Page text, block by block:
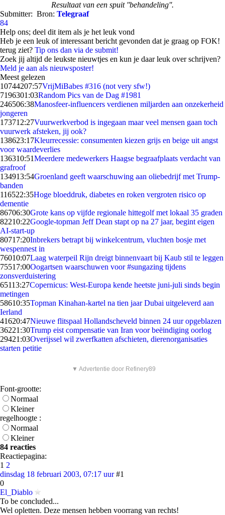
Resultaat van een spuit ''behandeling''.
Submitter: Bron: Telegraaf
84
Help ons; deel dit item als je het leuk vond
Heb je een leuk of interessant bericht gevonden dat je graag op FOK!
terug ziet? Tip ons dan via de submit!
Zoek jij altijd de leukste nieuwtjes en kun je daar leuk over schrijven?
Meld je aan als nieuwsposter!
Meest gelezen
10744207:57VrijMiBabes #316 (not very sfw!)
7196301:03Random Pics van de Dag #1981
246506:38Manosfeer-influencers verdienen miljarden aan onzekerheid
jongeren
173712:27Vuurwerkverbod is ingegaan maar veel mensen gaan toch
vuurwerk afsteken, jij ook?
138623:17Kleurrecessie: consumenten kiezen grijs en beige uit angst
voor waardeverlies
136310:51Meerdere medewerkers Haagse begraafplaats verdacht van
grafroof
134913:54Groenland geeft waarschuwing aan oliebedrijf met Trump-
banden
116522:35Hoge bloeddruk, diabetes en roken vergroten risico op
dementie
86706:30Grote kans op vijfde regionale hittegolf met lokaal 35 graden
82210:22Google-topman Jeff Dean stapt op na 27 jaar, begint eigen
AI-start-up
80717:20Inbrekers betrapt bij winkelcentrum, vluchten bosje met
wespennest in
76010:07Laag waterpeil Rijn dreigt binnenvaart bij Kaub stil te leggen
75517:00Oogartsen waarschuwen voor #sungazing tijdens
zonsverduistering
65113:27Copernicus: West-Europa kende heetste juni-juli sinds begin
metingen
58610:35Topman Kinahan-kartel na tien jaar Dubai uitgeleverd aan
Ierland
41620:47Nieuwe flitspaal Hollandscheveld binnen 24 uur opgeblazen
36221:30Trump eist compensatie van Iran voor beëindiging oorlog
29421:03Overijssel wil zwerfkatten afschieten, dierenorganisaties
starten petitie
▼ Advertentie door Refinery89
Font-grootte:
Normaal
Kleiner
regelhoogte :
Normaal
Kleiner
84 reacties
Reactiepagina:
1 2
dinsdag 18 februari 2003, 07:17 uur #1
0
El_Diablo
To be concluded...
Wel opletten. Deze mensen hebben voorrang van rechts!